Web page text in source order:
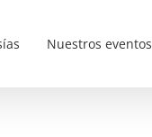
Nuestros eventos